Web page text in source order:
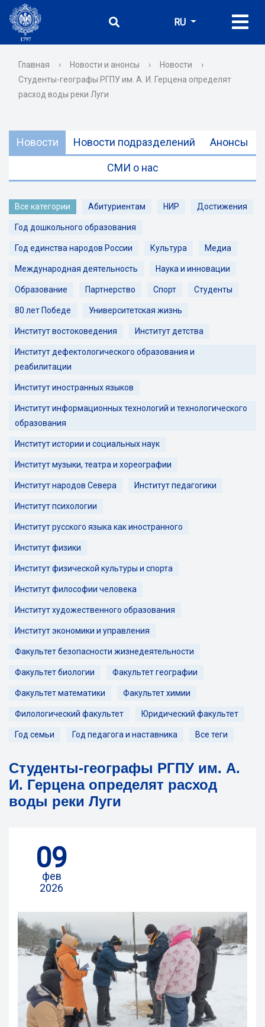
RU
Главная › Новости и анонсы › Новости
›
Студенты-географы РГПУ им. А. И. Герцена определят
расход воды реки Луги
Новости Новости подразделений Анонсы
СМИ о нас
Все категории Абитуриентам НИР Достижения
Год дошкольного образования
Год единства народов России Культура Медиа
Международная деятельность Наука и инновации
Образование Партнерство Спорт Студенты
80 лет Победе Университетская жизнь
Институт востоковедения Институт детства
Институт дефектологического образования и
реабилитации
Институт иностранных языков
Институт информационных технологий и технологического
образования
Институт истории и социальных наук
Институт музыки, театра и хореографии
Институт народов Севера Институт педагогики
Институт психологии
Институт русского языка как иностранного
Институт физики
Институт физической культуры и спорта
Институт философии человека
Институт художественного образования
Институт экономики и управления
Факультет безопасности жизнедеятельности
Факультет биологии Факультет географии
Факультет математики Факультет химии
Филологический факультет Юридический факультет
Год семьи Год педагога и наставника Все теги
Студенты-географы РГПУ им. А.
И. Герцена определят расход
воды реки Луги
09
фев
2026